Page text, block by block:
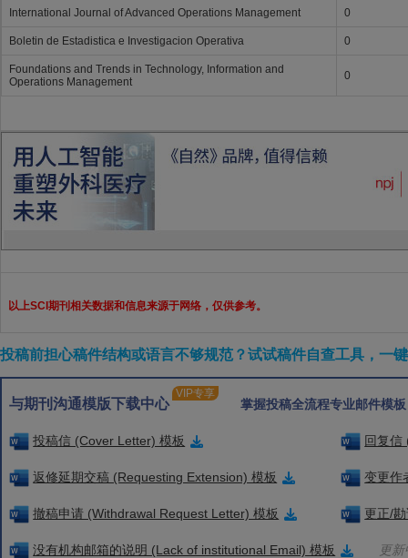
International Journal of Advanced Operations Management 0
Boletin de Estadistica e Investigacion Operativa 0
Foundations and Trends in Technology, Information and
Operations Management
0
以上SCI期刊相关数据和信息来源于网络，仅供参考。
投稿前担心稿件结构或语言不够规范？试试稿件自查工具，一
与期刊沟通模版下载中心
VIP专享
掌握投稿全流程专业邮件模
投稿信 (Cover Letter) 模板 回复信
返修延期交稿 (Requesting Extension) 模板 变更作
撤稿申请 (Withdrawal Request Letter) 模板 更正/
没有机构邮箱的说明 (Lack of institutional Email) 模板 更